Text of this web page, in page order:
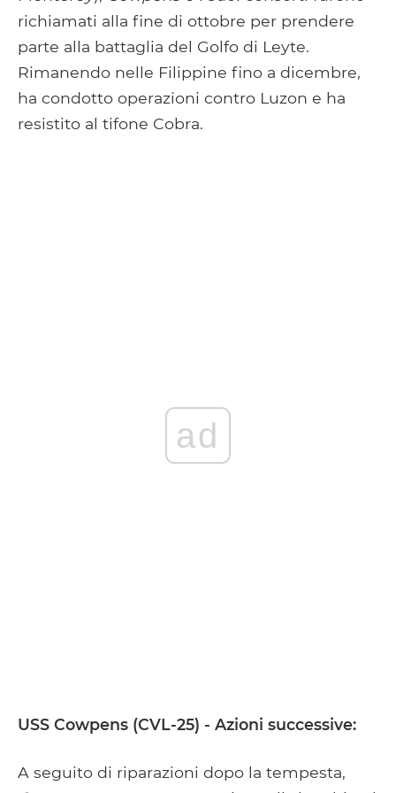
richiamati alla fine di ottobre per prendere
parte alla battaglia del Golfo di Leyte.
Rimanendo nelle Filippine fino a dicembre,
ha condotto operazioni contro Luzon e ha
resistito al tifone Cobra.
ad
USS Cowpens (CVL-25) - Azioni successive:
A seguito di riparazioni dopo la tempesta,